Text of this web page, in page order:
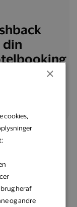
din
din
×
cookies,
brug heraf
og andre